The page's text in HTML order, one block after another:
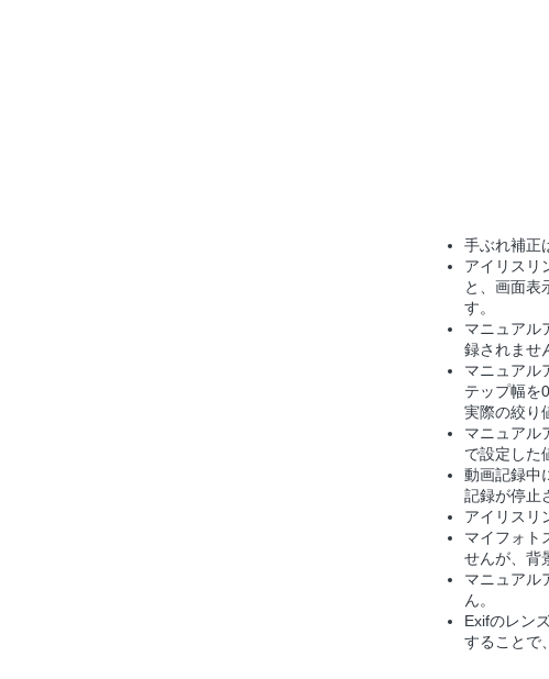
手ぶれ補正
アイリスリ
と、画面表
す。
マニュアル
録されませ
マニュアル
テップ幅を
実際の絞り
マニュアル
で設定した
動画記録中
記録が停止
アイリスリ
マイフォト
せんが、背
マニュアル
ん。
Exifのレン
することで